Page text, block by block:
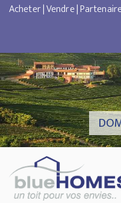
Acheter|Vendre|